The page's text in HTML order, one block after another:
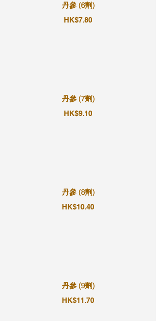
丹參 (6劑)
HK$7.80
丹參 (7劑)
HK$9.10
丹參 (8劑)
HK$10.40
丹參 (9劑)
HK$11.70